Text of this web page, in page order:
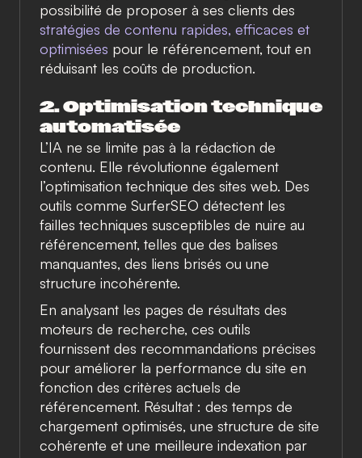
possibilité de proposer à ses clients des
stratégies de contenu rapides, efficaces et
optimisées pour le référencement, tout en
réduisant les coûts de production.
2. Optimisation technique
automatisée
L’IA ne se limite pas à la rédaction de
contenu. Elle révolutionne également
l’optimisation technique des sites web. Des
outils comme SurferSEO détectent les
failles techniques susceptibles de nuire au
référencement, telles que des balises
manquantes, des liens brisés ou une
structure incohérente.
En analysant les pages de résultats des
moteurs de recherche, ces outils
fournissent des recommandations précises
pour améliorer la performance du site en
fonction des critères actuels de
référencement. Résultat : des temps de
chargement optimisés, une structure de site
cohérente et une meilleure indexation par